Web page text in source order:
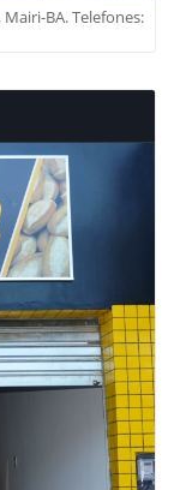
Mairi-BA. Telefones: